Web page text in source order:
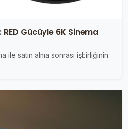
Gücüyle 6K Sinema
ile satın alma sonrası işbirliğinin